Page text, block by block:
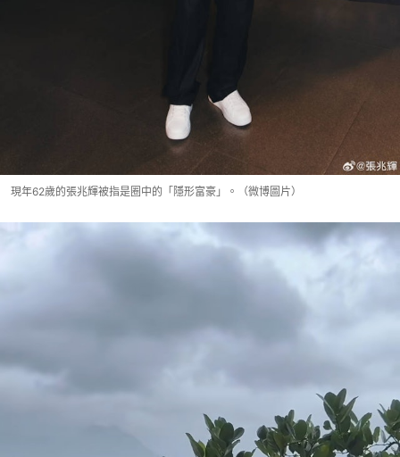
現年62歲的張兆輝被指是圈中的「隱形富豪」。（微博圖片）